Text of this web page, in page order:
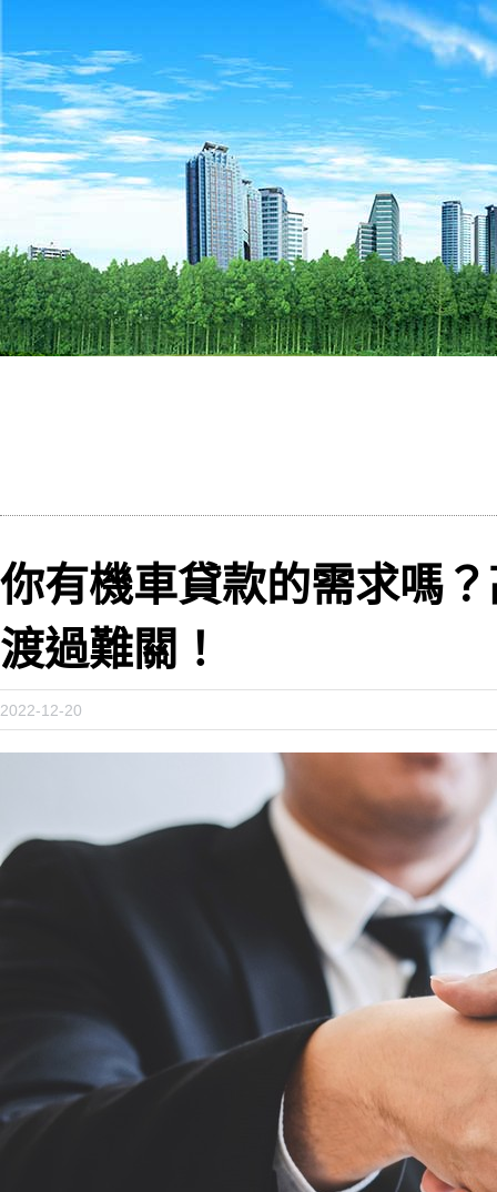
你有機車貸款的需求嗎
渡過難關！
2022-12-20